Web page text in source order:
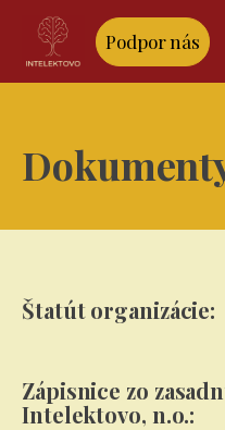
Podpor nás
Štatút organizácie:
Zápisnice zo
Intelektovo, n.o.: